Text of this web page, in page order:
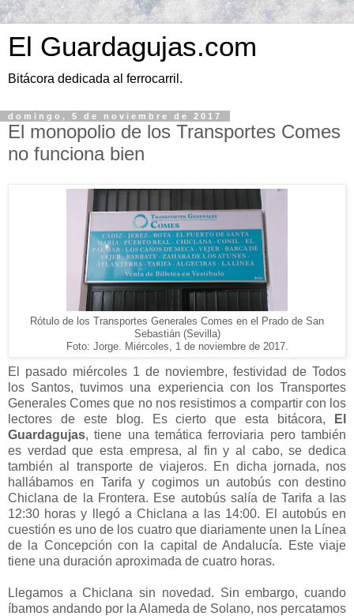
El Guardagujas.com
Bitácora dedicada al ferrocarril.
domingo, 5 de noviembre de 2017
El monopolio de los Transportes Comes
no funciona bien
Rótulo de los Transportes Generales Comes en el Prado de San
Sebastián (Sevilla)
Foto: Jorge. Miércoles, 1 de noviembre de 2017.
El pasado miércoles 1 de noviembre, festividad de Todos
los Santos, tuvimos una experiencia con los Transportes
Generales Comes que no nos resistimos a compartir con los
lectores de este blog. Es cierto que esta bitácora,
El
Guardagujas, tiene una temática ferroviaria pero también
es verdad que esta empresa, al fin y al cabo, se dedica
también al transporte de viajeros.
En dicha jornada, nos
hallábamos en Tarifa y cogimos un autobús con destino
Chiclana de la Frontera. Ese autobús salía de Tarifa a las
12:30 horas y llegó a Chiclana a las 14:00. El autobús en
cuestión es uno de los cuatro que diariamente unen la Línea
de la Concepción con la capital de Andalucía. Este viaje
tiene una duración aproximada de cuatro horas.
Llegamos a Chiclana sin novedad. Sin embargo, cuando
íbamos andando por la Alameda de Solano, nos percatamos